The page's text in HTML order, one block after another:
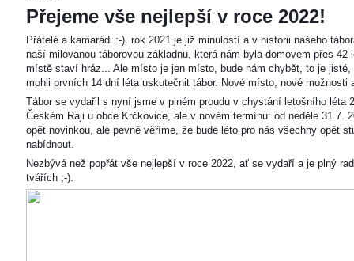
Přejeme vše nejlepší v roce 2022!
Přátelé a kamarádi :-). rok 2021 je již minulostí a v historii našeho
naší milovanou táborovou základnu, která nám byla domovem přes
místě staví hráz... Ale místo je jen místo, bude nám chybět, to je
mohli prvních 14 dní léta uskutečnit tábor. Nové místo, nové
Tábor se vydařil s nyní jsme v plném proudu v chystání letošního léta
Českém Ráji u obce Krčkovice, ale v novém termínu: od neděle 31.7.
opět novinkou, ale pevně věříme, že bude léto pro nás všechny opět
nabídnout.
Nezbývá než popřát vše nejlepší v roce 2022, ať se vydaří a je plný
tvářích ;-).